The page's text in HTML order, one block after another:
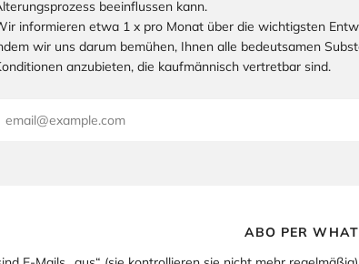
beeinflussen kann.
informieren etwa 1 x pro Monat über die wichtigsten
wir uns darum bemühen, Ihnen alle bedeutsamen
anzubieten, die kaufmännisch vertretbar sind.
ABO PER